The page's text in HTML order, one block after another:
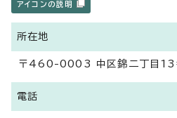
アイコンの説明
所在地
〒460-0003 中区錦二丁目
電話